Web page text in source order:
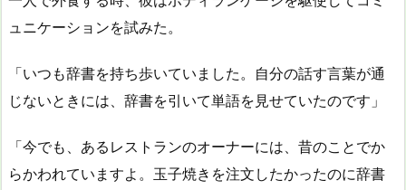
ュニケーションを試みた。
「いつも辞書を持ち歩いていました。自分の話す言葉が通
じないときには、辞書を引いて単語を見せていたのです」
「今でも、あるレストランのオーナーには、昔のことでか
らかわれていますよ。玉子焼きを注文したかったのに辞書